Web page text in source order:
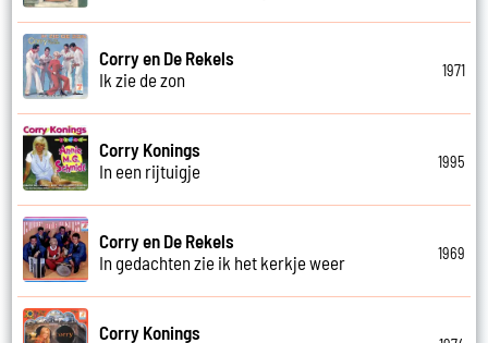
Corry en De Rekels
Ik zie de zon
1971
Corry Konings
In een rijtuigje
1995
Corry en De Rekels
In gedachten zie ik het kerkje weer
1969
Corry Konings